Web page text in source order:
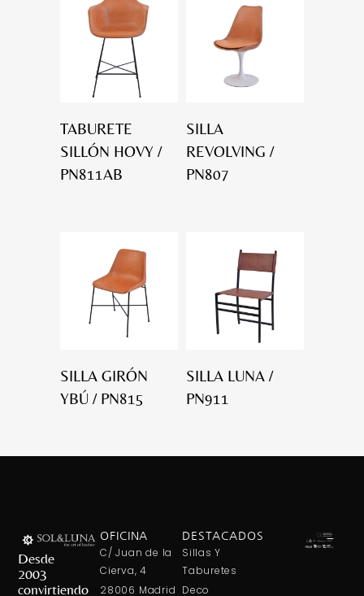
TABURETE
SILLÓN HOVY /
PN811AB
SILLA
REVOLVING /
PN807
SILLA GIRÓN
YBÚ / PN815
SILLA LUNA /
PN911
Desde
2003
convirtiendo
OFICINA
C/ Juan de la
Cierva, 4
28006 Madrid
DESTACADOS
Sillas Y
Taburetes
Deco